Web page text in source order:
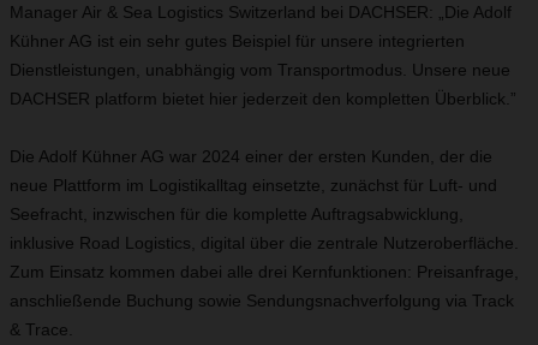
Manager Air & Sea Logistics Switzerland bei DACHSER: „Die Adolf
Kühner AG ist ein sehr gutes Beispiel für unsere integrierten
Dienstleistungen, unabhängig vom Transportmodus. Unsere neue
DACHSER platform bietet hier jederzeit den kompletten Überblick.”
Die Adolf Kühner AG war 2024 einer der ersten Kunden, der die
neue Plattform im Logistikalltag einsetzte, zunächst für Luft- und
Seefracht, inzwischen für die komplette Auftragsabwicklung,
inklusive Road Logistics, digital über die zentrale Nutzeroberfläche.
Zum Einsatz kommen dabei alle drei Kernfunktionen: Preisanfrage,
anschließende Buchung sowie Sendungsnachverfolgung via Track
& Trace.